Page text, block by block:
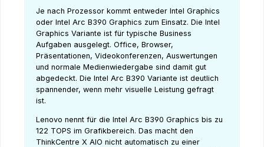
Je nach Prozessor kommt entweder Intel Graphics
oder Intel Arc B390 Graphics zum Einsatz. Die Intel
Graphics Variante ist für typische Business
Aufgaben ausgelegt. Office, Browser,
Präsentationen, Videokonferenzen, Auswertungen
und normale Medienwiedergabe sind damit gut
abgedeckt. Die Intel Arc B390 Variante ist deutlich
spannender, wenn mehr visuelle Leistung gefragt
ist.
Lenovo nennt für die Intel Arc B390 Graphics bis zu
122 TOPS im Grafikbereich. Das macht den
ThinkCentre X AIO nicht automatisch zu einer